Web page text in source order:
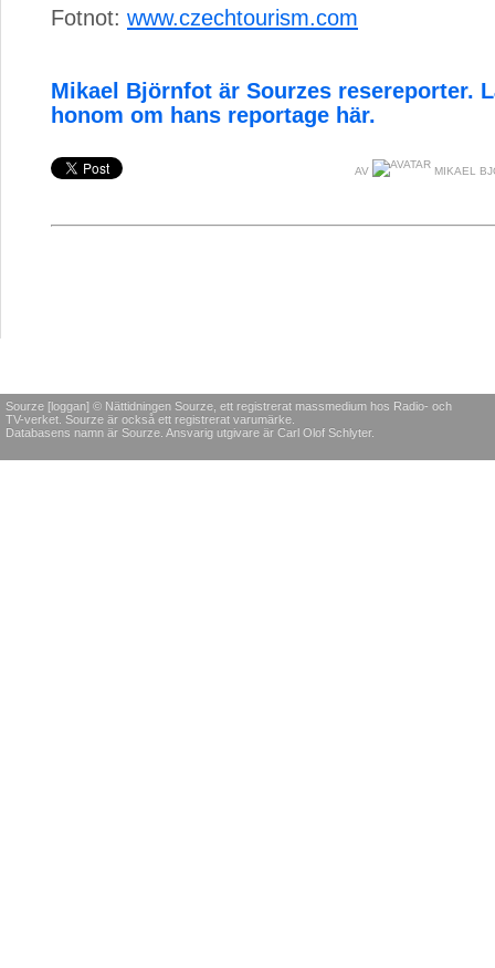
Fotnot: www.czechtourism.com
Mikael Björnfot är Sourzes resereporter.
honom om hans reportage här.
AV MIKAEL
Sourze [loggan] © Nättidningen Sourze, ett registrerat massmedium hos Radio- och
TV-verket. Sourze är också ett registrerat varumärke.
Databasens namn är Sourze. Ansvarig utgivare är Carl Olof Schlyter.